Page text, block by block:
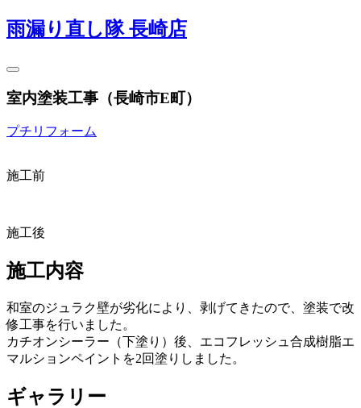
雨漏り直し隊 長崎店
室内塗装工事（長崎市E町）
プチリフォーム
施工前
施工後
施工内容
和室のジュラク壁が劣化により、剥げてきたので、塗装で改
修工事を行いました。
カチオンシーラー（下塗り）後、エコフレッシュ合成樹脂エ
マルションペイントを2回塗りしました。
ギャラリー